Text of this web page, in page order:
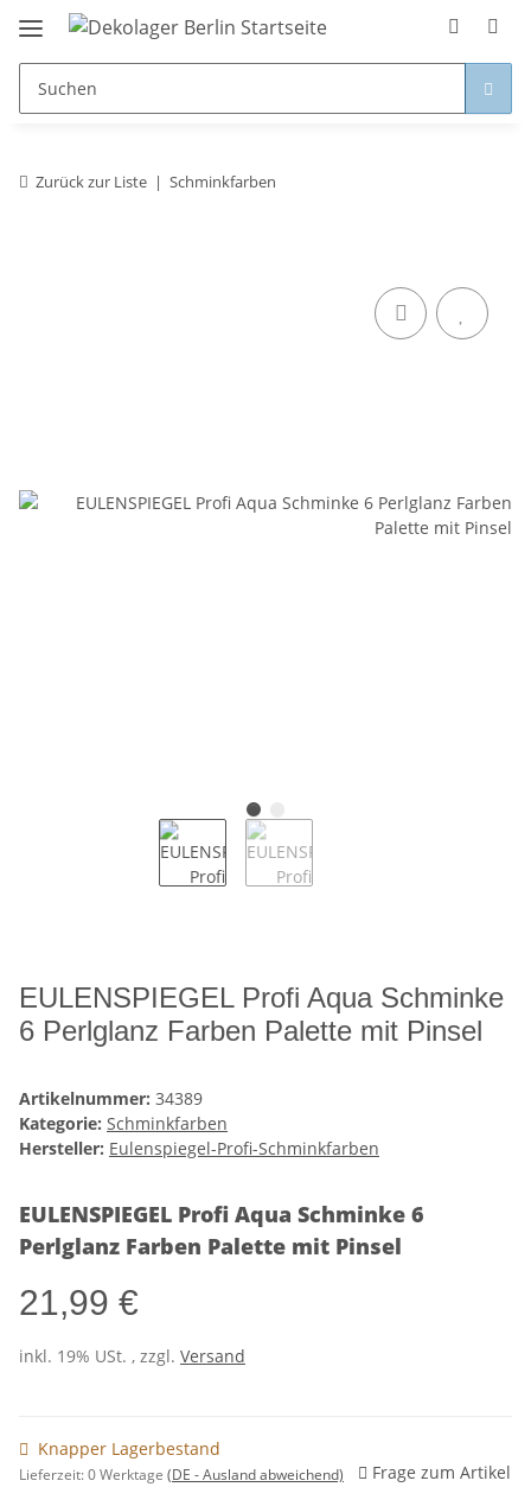
Zurück zur Liste Schminkfarben
EULENSPIEGEL Profi Aqua Schminke
6 Perlglanz Farben Palette mit Pinsel
Artikelnummer: 34389
Kategorie: Schminkfarben
Hersteller: Eulenspiegel-Profi-Schminkfarben
EULENSPIEGEL Profi Aqua Schminke 6
Perlglanz Farben Palette mit Pinsel
21,99 €
inkl. 19% USt. , zzgl. Versand
Knapper Lagerbestand
Lieferzeit:0 Werktage (DE - Ausland abweichend) Frage zum Artikel